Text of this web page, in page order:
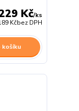
Kč/ks
Kčbez DPH
košíku